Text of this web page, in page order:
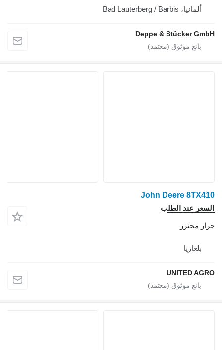
ألمانيا، Bad Lauterberg / Barbis
Deppe & Stücker GmbH
John Deere 8TX410
السعر عند الطلب
جرار مجنزر
بلغاريا
UNITED AGRO